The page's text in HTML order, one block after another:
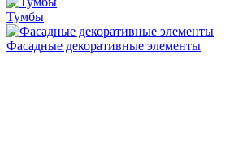
Тумбы
Фасадные декоративные элементы